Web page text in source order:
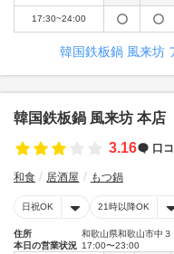
17:30~24:00
韓国鉄板鍋 風来坊
韓国鉄板鍋 風来坊 本店
3.16
口
和食 居酒屋 もつ鍋
日祝OK 21時以降OK
住所
和歌山県和歌山市中３
本日の営業状況 17:00〜23:00